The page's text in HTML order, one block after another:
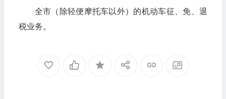
全市（除轻便摩托车以外）的机动车征、免、退
税业务。